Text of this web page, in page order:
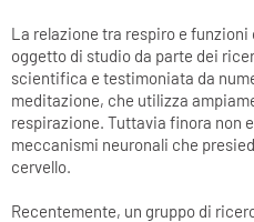
La relazione tra respiro e
oggetto di studio da parte dei
scientifica e testimoniata da
meditazione, che utilizza
respirazione. Tuttavia finora non
meccanismi neuronali che
cervello.
Recentemente, un gruppo di